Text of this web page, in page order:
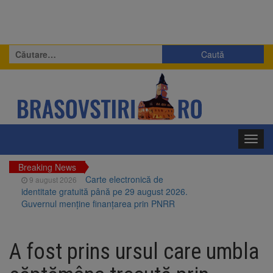
Caută
după:
Breaking News
9 august 2026
Carte electronică de
identitate gratuită până pe 29 august 2026.
Guvernul menține finanțarea prin PNRR
Brașovului vor fi restaurate. Contractul de
finanțare a fost semnat
A fost prins ursul care umbla